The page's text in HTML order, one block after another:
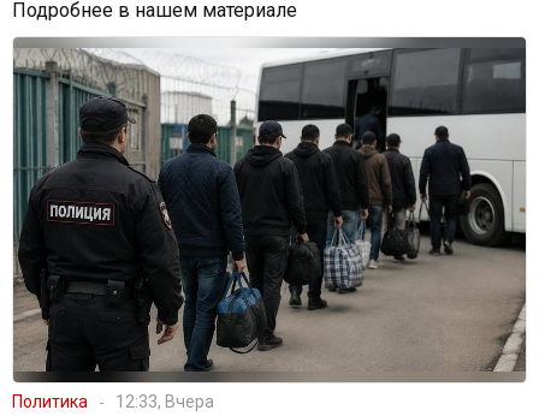
Подробнее в нашем материале
Политика 12:33, Вчера